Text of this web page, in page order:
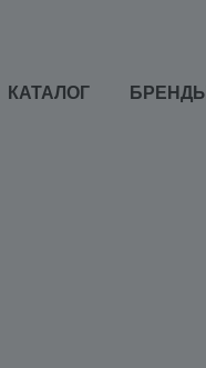
КАТАЛОГ БРЕНДЫ